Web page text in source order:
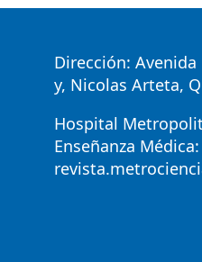
Dirección: Avenida
y, Nicolas Arteta,
Hospital
Enseñanza Médica: